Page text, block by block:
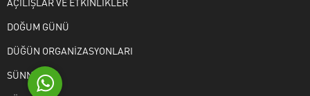
DOĞUM GÜNÜ
DÜĞÜN ORGANİZASYONLARI
SÜNNET